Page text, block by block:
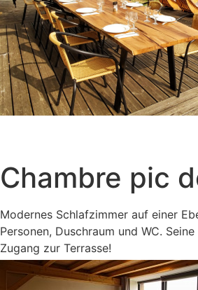
Chambre pic
Modernes Schlafzimmer auf einer
Personen, Duschraum und WC.
Zugang zur Terrasse!